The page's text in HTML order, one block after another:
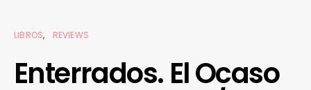
LIBROS REVIEWS
Enterrados. El Ocaso